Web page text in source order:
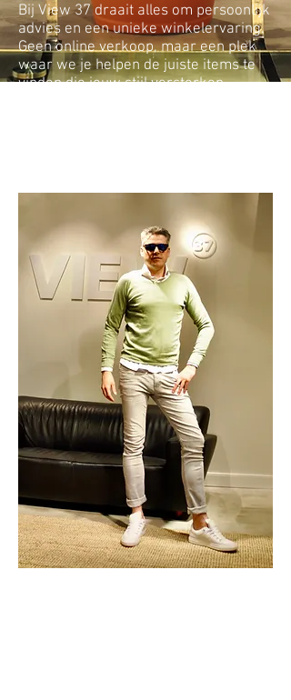
Bij View 37 draait alles om persoonlijk
advies en een unieke winkelervaring.
Geen online verkoop, maar een plek
waar we je helpen de juiste items te
vinden die jouw stijl versterken.